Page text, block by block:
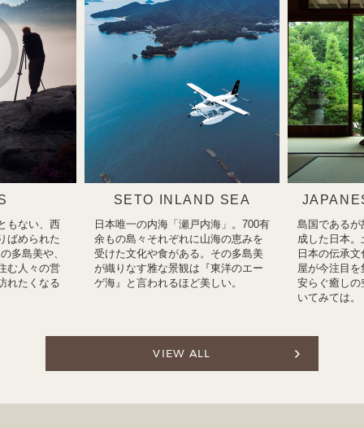
もない、西
ばめられた
多島美や、
む人々の営
れたくなる
SETO INLAND SEA
日本唯一の内海「瀬戸内海」。700有
余もの島々それぞれに山海の恵みを
受けた文化や食がある。その多島美
が織りなす雅な景観は『東洋のエー
ゲ海』と言われるほど美しい。
島国であるが
成した日本
日本の伝承
屋が今注目
安らぐ癒しの
いてみては。
VIEW ALL